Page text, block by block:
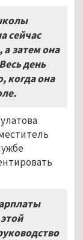
сейчас
затем она
день
когда она